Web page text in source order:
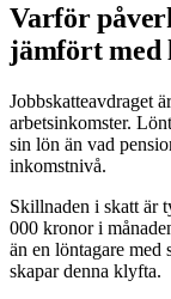
Varför
jämfört med
Jobbskatteavdraget
arbetsinkomster.
sin lön än vad
inkomstnivå.
Skillnaden i skatt är
000 kronor i
än en löntagare med
skapar denna klyfta.